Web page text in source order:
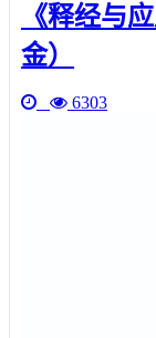
《释经与
金）
6303